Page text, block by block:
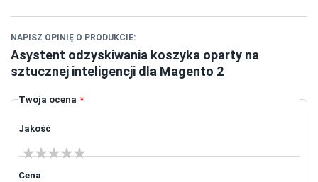
ramy, osprzęt albo dodatkowe akcesoria. Zakup jest
techniczny i sezonowy, więc chwila wahania może
wynikać z potrzeby potwierdzenia, czy wybrany model
bez presji. Moduł wykrywa porzucony koszyk, wysyła
klienta do asystenta AI, który odpowie na pytania o
dopasowanie, warianty oraz elementy zestawu.
NAPISZ OPINIĘ O PRODUKCIE:
Asystent odzyskiwania koszyka oparty na
sztucznej inteligencji dla Magento 2
Twoja ocena
Jakość
1 star2 stars
3 stars
4 stars5 stars
Cena